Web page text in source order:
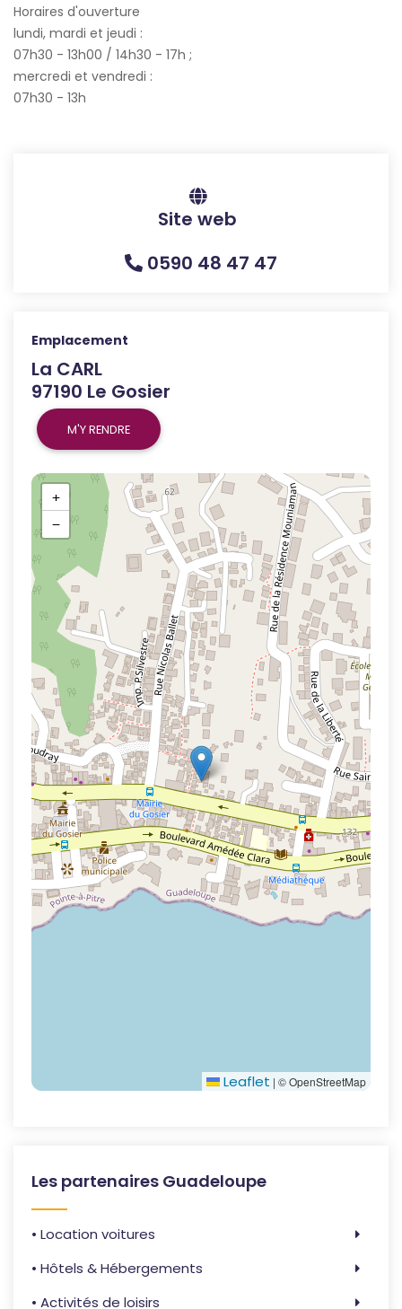
Horaires d'ouverture
lundi, mardi et jeudi :
07h30 - 13h00 / 14h30 - 17h ;
mercredi et vendredi :
07h30 - 13h
Site web
0590 48 47 47
Emplacement
La CARL
97190 Le Gosier
M'Y RENDRE
+
−
Leaflet | © OpenStreetMap
Les partenaires Guadeloupe
• Location voitures
• Hôtels & Hébergements
• Activités de loisirs